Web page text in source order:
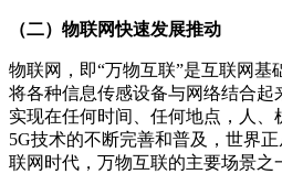
（二）物联网快速发展推动
物联网，即“万物互联”是互联网基
将各种信息传感设备与网络结合起
实现在任何时间、任何地点，人
5G技术的不断完善和普及，世界
联网时代，万物互联的主要场景之